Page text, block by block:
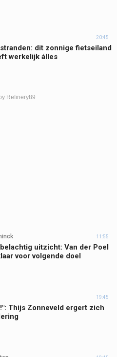
20:45
dit zonnige fietseiland
werkelijk álles
Refinery89
11:55
uitzicht: Van der Poel
voor volgende doel
19:45
Thijs Zonneveld ergert zich